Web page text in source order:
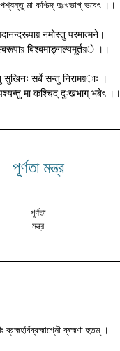
পশ্যন্তু মা কশ্চিদ্ দুঃখভাগ্ ভবেৎ ।।
नमोस्तु परमात्मने।
बिश्बमाङ्गल्यमूर्तয়े ।।
सुखिनः सर्बे सन्तु निरामয়ाः ।
मा कश्चिद् दुःखभाग् भबेৎ ।।
পূর্ণতা মন্ত্র
পূর্ণতা
মন্ত্র
ব্রহ্মহর্বিব্রহ্মাগ্নৌ ব্ৰহ্মণা হুতম্ ।